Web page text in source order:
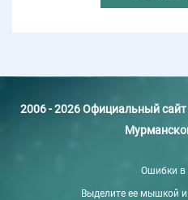
2006 - 2026 Официальный
Ошибки в
Выделите ее мышкой